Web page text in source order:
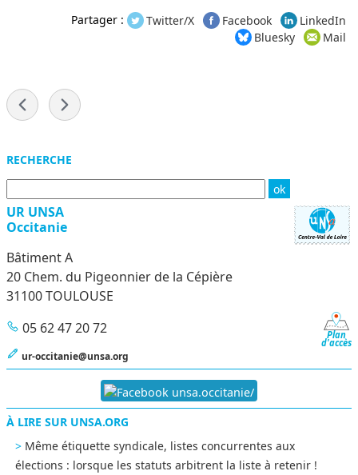
Partager : Twitter/X Facebook
LinkedIn
Bluesky
Mail
Menu
RECHERCHE
UR UNSA
Occitanie
Bâtiment A
20 Chem. du Pigeonnier de la Cépière
31100 TOULOUSE
Plan
d'accès
05 62 47 20 72
ur-occitanie@unsa.org
unsa.occitanie/
À LIRE SUR UNSA.ORG
Même étiquette syndicale, listes concurrentes aux
élections : lorsque les statuts arbitrent la liste à retenir !